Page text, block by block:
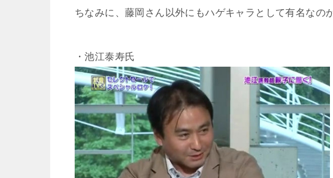
ちなみに、藤岡さん以外にもハゲキャラとして有名なのが
・池江泰寿氏